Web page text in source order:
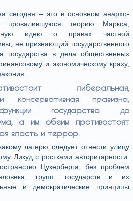
сегодня – это в основном анархо-
провалившуюся теорию Маркса,
идею о правах частной
не признающий государственного
государства в дела общественных
и экономическому краху,
либеральная,
консервативная правизна,
государства до
а им обеим противостоят
власть и террор.
лагерю следует отнести улицу
Ликуд с ростками авторитарности.
Цукерберга, без проблем
групп, государств и их
и демократические принципы